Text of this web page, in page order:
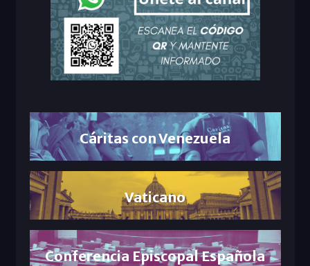
Cáritas con Venezuela
Vaticano
Conferencia Episcopal Española